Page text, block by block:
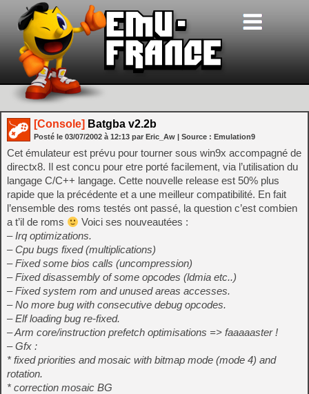
[Console] Batgba v2.2b
Posté le 03/07/2002 à 12:13 par Eric_Aw | Source : Emulation9
Cet émulateur est prévu pour tourner sous win9x accompagné de
directx8. Il est concu pour etre porté facilement, via l’utilisation du
langage C/C++ langage. Cette nouvelle release est 50% plus
rapide que la précédente et a une meilleur compatibilité. En fait
l’ensemble des roms testés ont passé, la question c’est combien
a t’il de roms
Voici ses nouveautées :
– Irq optimizations.
– Cpu bugs fixed (multiplications)
– Fixed some bios calls (uncompression)
– Fixed disassembly of some opcodes (ldmia etc..)
– Fixed system rom and unused areas accesses.
– No more bug with consecutive debug opcodes.
– Elf loading bug re-fixed.
– Arm core/instruction prefetch optimisations => faaaaaster !
– Gfx :
* fixed priorities and mosaic with bitmap mode (mode 4) and
rotation.
* correction mosaic BG